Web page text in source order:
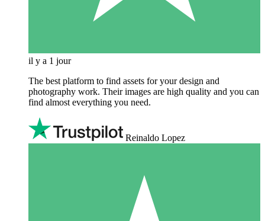
il y a 1 jour
The best platform to find assets for your design and
photography work. Their images are high quality and you can
find almost everything you need.
Reinaldo Lopez